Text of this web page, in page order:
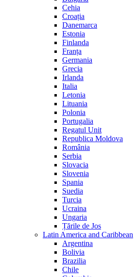
Cehia
Croația
Danemarca
Estonia
Finlanda
Franța
Germania
Grecia
Irlanda
Italia
Letonia
Lituania
Polonia
Portugalia
Regatul Unit
Republica Moldova
România
Serbia
Slovacia
Slovenia
Spania
Suedia
Turcia
Ucraina
Ungaria
Țările de Jos
Latin America and Caribbean
Argentina
Bolivia
Brazilia
Chile